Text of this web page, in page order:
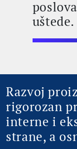
uštede.
Razvoj
rigorozan
interne i
strane, a